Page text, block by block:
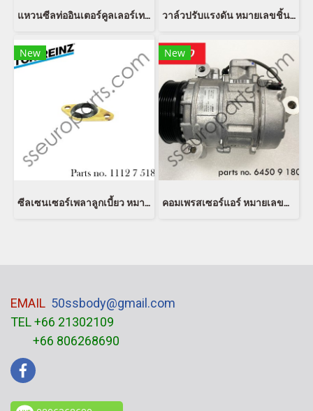
แหวนซีลท่ออินเตอร์คูลเลอร์เทอร์โบ หมายเลขชิ้นส่วน: 13718596850 8596850 11618506786 8506786 11617801974 7801974 11618506785 8506785 11617801971 7801971 วาล์วปรับแรงดัน หมายเลขชิ้นส่วน: 13537805734 7805734 1353 7 805 734 Bosch 0281 002 738
New
ซีลเซนเซอร์เพลาลูกเบี้ยว หมายเลขชิ้นส่วน: 11127518420 7518420 11127512473 7512473 Victor Reinz 70-37333-00
New
คอมเพรสเซอร์แอร์ หมายเลขชิ้นส่วน: 64509180550 9180550 6450 9 180 550 Denso DCP05079
EMAIL 50ssbody@gmail.com
TEL +66 21302109
+66 806268690